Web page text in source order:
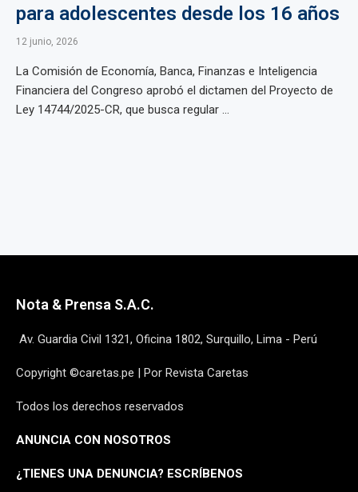
para adolescentes desde los 16 años
12 junio, 2026
La Comisión de Economía, Banca, Finanzas e Inteligencia
Financiera del Congreso aprobó el dictamen del Proyecto de
Ley 14744/2025-CR, que busca regular ...
Nota & Prensa S.A.C.
Av. Guardia Civil 1321, Oficina 1802, Surquillo, Lima - Perú
Copyright ©caretas.pe | Por Revista Caretas
Todos los derechos reservados
ANUNCIA CON NOSOTROS
¿TIENES UNA DENUNCIA? ESCRÍBENOS